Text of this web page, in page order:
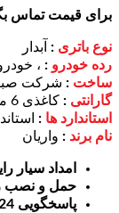
برای قیمت تماس
نوع باتری : آبدار
رده خودرو : ،
ساخت : شرکت
گارانتی : کاغذی 6 ماهه
استاندارد ها :
نام برند : واریان
امداد سیار
حمل و نصب
پاسخگویی 24 ساعته